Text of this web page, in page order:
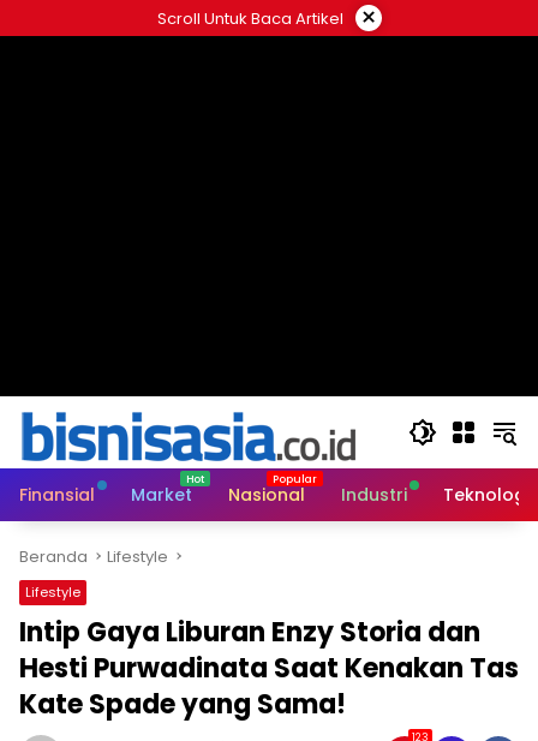
ke
Scroll Untuk Baca Artikel ×
Finansial Market Nasional Industri Teknologi
Beranda Lifestyle
Lifestyle
Intip Gaya Liburan Enzy Storia dan
Hesti Purwadinata Saat Kenakan Tas
Kate Spade yang Sama!
123